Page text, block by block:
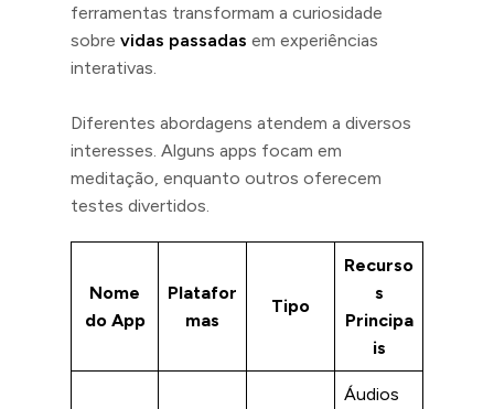
ferramentas transformam a curiosidade
sobre vidas passadas em experiências
interativas.
Diferentes abordagens atendem a diversos
interesses. Alguns apps focam em
meditação, enquanto outros oferecem
testes divertidos.
Nome
do App
Platafor
mas
Tipo
Recurso
s
Principa
is
Áudios